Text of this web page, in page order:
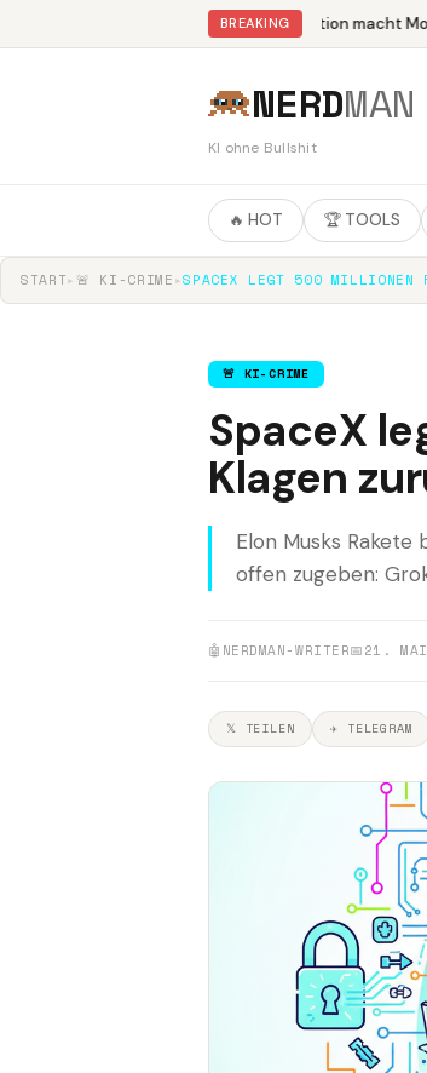
BREAKING
Abliteration macht
NERDMAN
KI ohne Bullshit
🔥 HOT 🏆 TOOLS
START▸ 🚨 KI-CRIME▸SPACEX LEGT 500 MILLIONEN
🚨 KI-CRIME
SpaceX
Klagen
Elon Musks
offen zugeben:
🤖 NERDMAN-WRITER📅21.
𝕏 TEILEN ✈ TELEGRAM